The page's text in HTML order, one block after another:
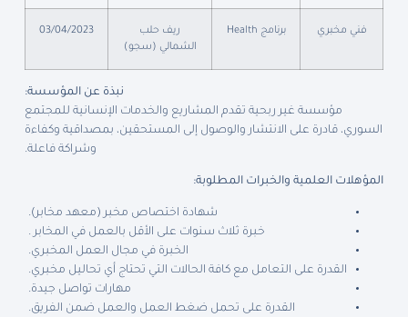
فني مخبري برنامج Health
ريف حلب
الشمالي (سجو)
03/04/2023
نبذة عن المؤسسة:
مؤسسة غير ربحية تقدم المشاريع والخدمات الإنسانية للمجتمع
السوري، قادرة على الانتشار والوصول إلى المستحقين، بمصداقية وكفاءة
وشراكة فاعلة.
المؤهلات العلمية والخبرات المطلوبة:
شهادة اختصاص مخبر (معهد مخابر).
خبرة ثلاث سنوات على الأقل بالعمل في المخابر .
الخبرة في مجال العمل المخبري.
القدرة على التعامل مع كافة الحالات التي تحتاج أي تحاليل مخبري.
مهارات تواصل جيدة.
القدرة على تحمل ضغط العمل والعمل ضمن الفريق.